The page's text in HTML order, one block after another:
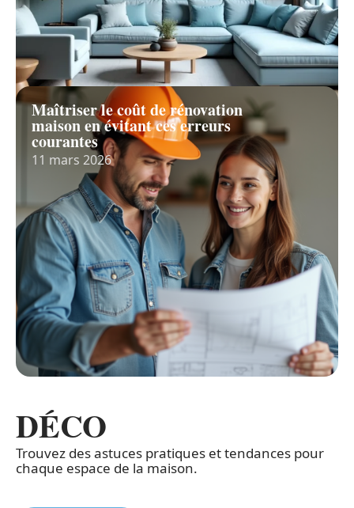
Maîtriser le coût de rénovation
maison en évitant ces erreurs
courantes
11 mars 2026
DÉCO
Trouvez des astuces pratiques et tendances pour
chaque espace de la maison.